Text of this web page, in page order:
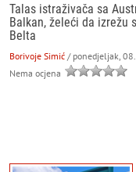
Talas istraživača sa
Balkan, želeći da izrežu
Belta
Borivoje Simić / ponedjeljak,
Nema ocjena